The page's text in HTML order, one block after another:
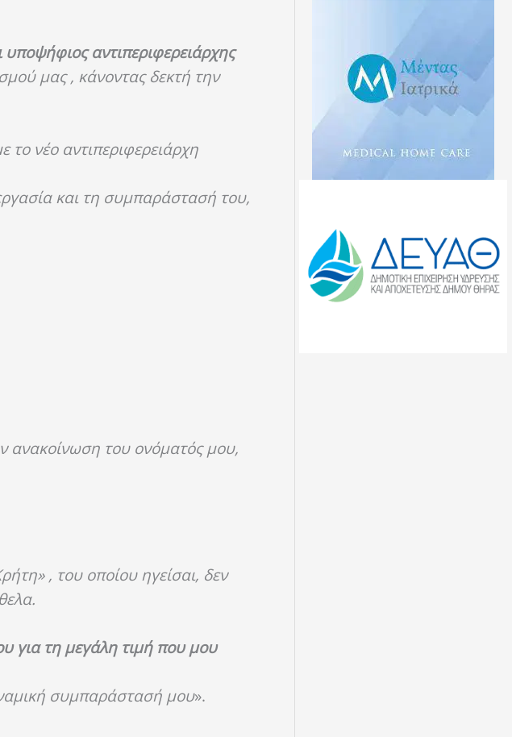
αντιπεριφερειάρχης
μας , κάνοντας δεκτή την
νέο αντιπεριφερειάρχη
και τη συμπαράστασή του,
ανακοίνωση του ονόματός μου,
, του οποίου ηγείσαι, δεν
για τη μεγάλη τιμή που μου
συμπαράστασή μου».